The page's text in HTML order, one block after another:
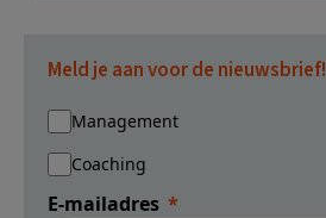
Meld je aan voor de nieuwsbrief!
Management
Coaching
E-mailadres